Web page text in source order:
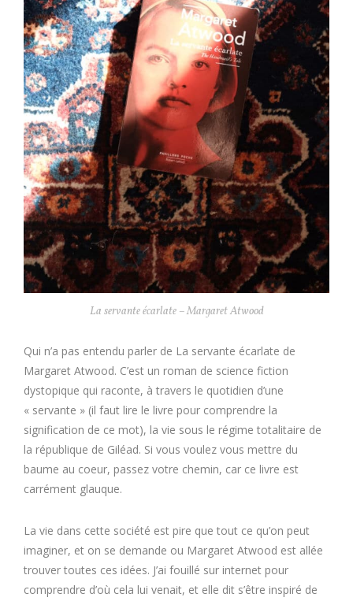
La servante écarlate – Margaret Atwood
Qui n’a pas entendu parler de La servante écarlate de
Margaret Atwood. C’est un roman de science fiction
dystopique qui raconte, à travers le quotidien d’une
« servante » (il faut lire le livre pour comprendre la
signification de ce mot), la vie sous le régime totalitaire de
la république de Giléad. Si vous voulez vous mettre du
baume au coeur, passez votre chemin, car ce livre est
carrément glauque.
La vie dans cette société est pire que tout ce qu’on peut
imaginer, et on se demande ou Margaret Atwood est allée
trouver toutes ces idées. J’ai fouillé sur internet pour
comprendre d’où cela lui venait, et elle dit s’être inspiré de